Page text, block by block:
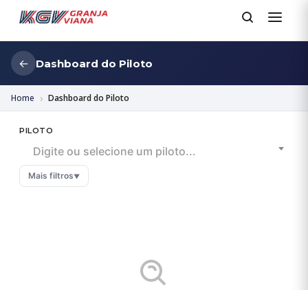
← Dashboard do Piloto
Home Dashboard do Piloto
PILOTO
Digite ou selecione um piloto...
Mais filtros▼